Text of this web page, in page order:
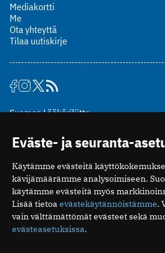
Mediakortti
Me
Ota yhteyttä
Tilaa uutiskirje
Suomen Lääkäriliitto
00510 Helsinki
puh. (09) 393 091
toimitus@potilaanlaakarilehti.fi
ISSN 2323-9476
Eväste- ja seuranta-
Käytämme evästeitä
kävijämäärämme analysoimiseen.
käytämme evästeitä myös
Lisää tietoa evästekäytännöistämme.
vain välttämättömät evästeet sekä
evästeasetuksissa.